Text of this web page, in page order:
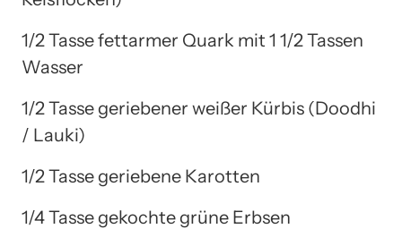
1/2 Tasse fettarmer Quark mit 1 1/2 Tassen
Wasser
1/2 Tasse geriebener weißer Kürbis (Doodhi
/ Lauki)
1/2 Tasse geriebene Karotten
1/4 Tasse gekochte grüne Erbsen